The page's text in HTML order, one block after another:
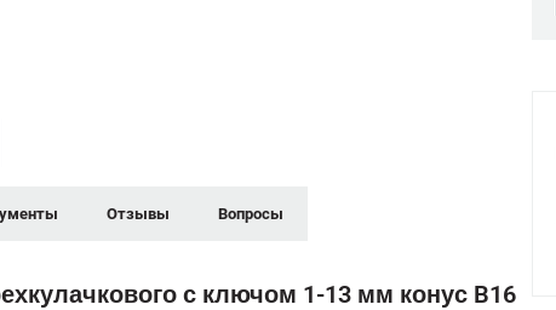
Отзывы Вопросы
с ключом 1-13 мм конус B16